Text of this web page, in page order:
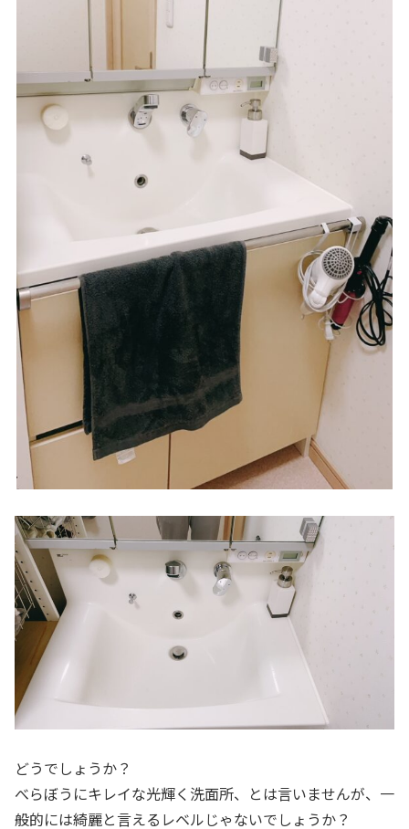
どうでしょうか？
べらぼうにキレイな光輝く洗面所、とは言いませんが、一
般的には綺麗と言えるレベルじゃないでしょうか？